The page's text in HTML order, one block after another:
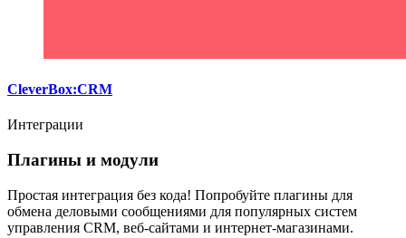
CleverBox:CRM
Интеграции
Плагины и модули
Простая интеграция без кода! Попробуйте плагины для
обмена деловыми сообщениями для популярных систем
управления CRM, веб-сайтами и интернет-магазинами.